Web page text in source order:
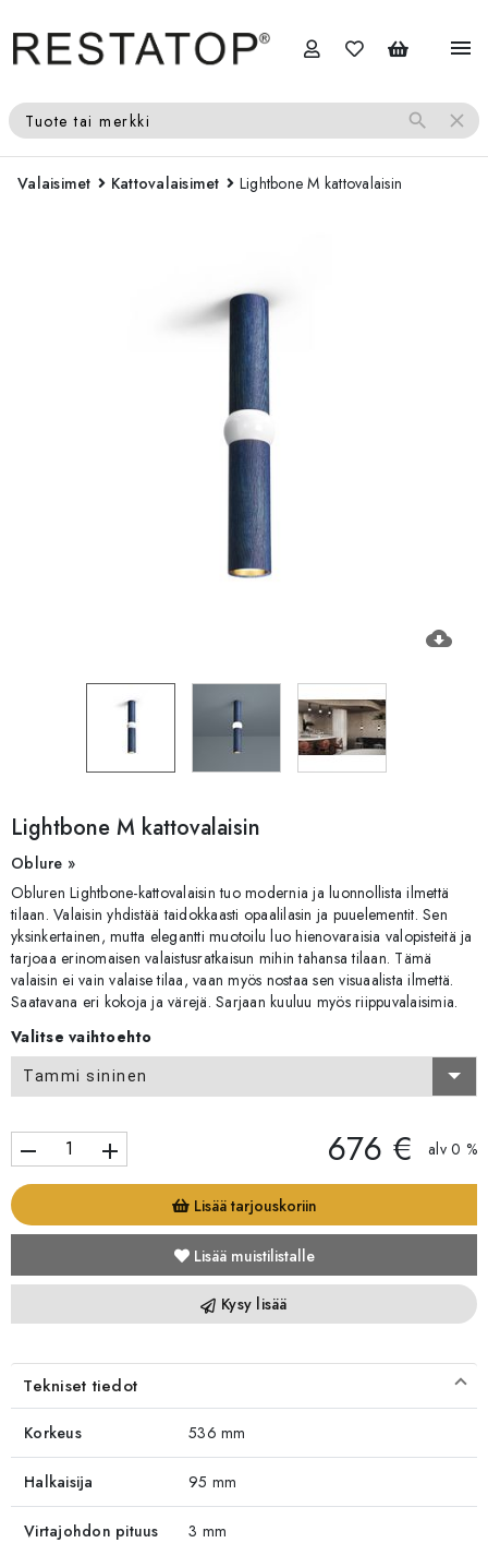
menu
Tuote tai merkki search close
Valaisimet Kattovalaisimet Lightbone M kattovalaisin
cloud_download
Lightbone M kattovalaisin
Oblure »
Obluren Lightbone-kattovalaisin tuo modernia ja luonnollista ilmettä
tilaan. Valaisin yhdistää taidokkaasti opaalilasin ja puuelementit. Sen
yksinkertainen, mutta elegantti muotoilu luo hienovaraisia valopisteitä ja
tarjoaa erinomaisen valaistusratkaisun mihin tahansa tilaan. Tämä
valaisin ei vain valaise tilaa, vaan myös nostaa sen visuaalista ilmettä.
Saatavana eri kokoja ja värejä. Sarjaan kuuluu myös riippuvalaisimia.
Valitse vaihtoehto
Tammi sininen
remove add 676 € alv 0 %
Lisää tarjouskoriin
Lisää muistilistalle
Kysy lisää
Tekniset tiedot
Korkeus 536 mm
Halkaisija 95 mm
Virtajohdon pituus 3 mm